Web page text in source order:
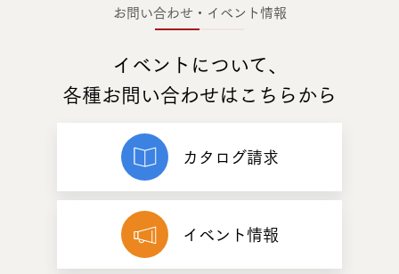
お問い合わせ・イベント情報
イベントについて、
各種お問い合わせはこちらから
カタログ請求
イベント情報